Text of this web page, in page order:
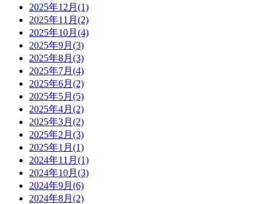
2025年12月(1)
2025年11月(2)
2025年10月(4)
2025年9月(3)
2025年8月(3)
2025年7月(4)
2025年6月(2)
2025年5月(5)
2025年4月(2)
2025年3月(2)
2025年2月(3)
2025年1月(1)
2024年11月(1)
2024年10月(3)
2024年9月(6)
2024年8月(2)